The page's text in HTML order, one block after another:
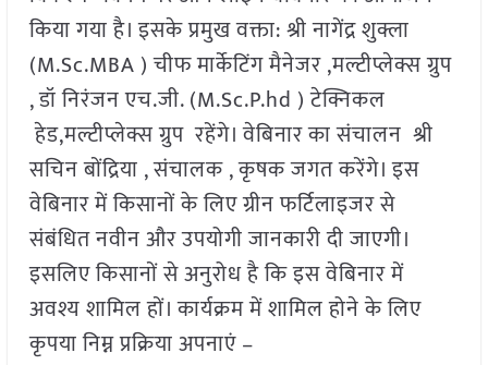
किया गया है। इसके प्रमुख वक्ता: श्री नागेंद्र शुक्ला
(M.Sc.MBA ) चीफ मार्केटिंग मैनेजर ,मल्टीप्लेक्स ग्रुप
, डॉ निरंजन एच.जी. (M.Sc.P.hd ) टेक्निकल
हेड,मल्टीप्लेक्स ग्रुप रहेंगे। वेबिनार का संचालन श्री
सचिन बोंद्रिया , संचालक , कृषक जगत करेंगे। इस
वेबिनार में किसानों के लिए ग्रीन फर्टिलाइजर से
संबंधित नवीन और उपयोगी जानकारी दी जाएगी।
इसलिए किसानों से अनुरोध है कि इस वेबिनार में
अवश्य शामिल हों। कार्यक्रम में शामिल होने के लिए
कृपया निम्न प्रक्रिया अपनाएं –